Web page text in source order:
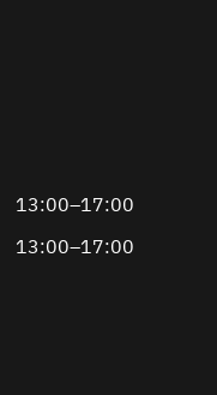
13:00–17:00
13:00–17:00